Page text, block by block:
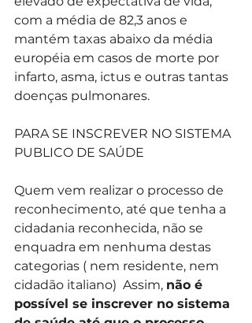
com a média de 82,3 anos e
mantém taxas abaixo da média
européia em casos de morte por
infarto, asma, ictus e outras tantas
doenças pulmonares.
PARA SE INSCREVER NO SISTEMA
PUBLICO DE SAÚDE
Quem vem realizar o processo de
reconhecimento, até que tenha a
cidadania reconhecida, não se
enquadra em nenhuma destas
categorias ( nem residente, nem
cidadão italiano)  Assim, não é
possível se inscrever no sistema